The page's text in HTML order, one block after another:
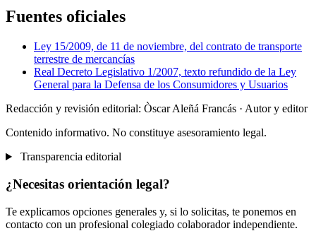
Fuentes oficiales
Ley 15/2009, de 11 de noviembre, del contrato de transporte
terrestre de mercancías
Real Decreto Legislativo 1/2007, texto refundido de la Ley
General para la Defensa de los Consumidores y Usuarios
Redacción y revisión editorial: Òscar Aleñá Francás · Autor y editor
Contenido informativo. No constituye asesoramiento legal.
Transparencia editorial
¿Necesitas orientación legal?
Te explicamos opciones generales y, si lo solicitas, te ponemos en
contacto con un profesional colegiado colaborador independiente.